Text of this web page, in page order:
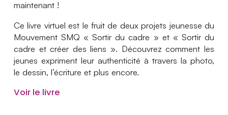
maintenant !
Ce livre virtuel est le fruit de deux projets jeunesse du
Mouvement SMQ « Sortir du cadre » et « Sortir du
cadre et créer des liens ». Découvrez comment les
jeunes expriment leur authenticité à travers la photo,
le dessin, l’écriture et plus encore.
Voir le livre